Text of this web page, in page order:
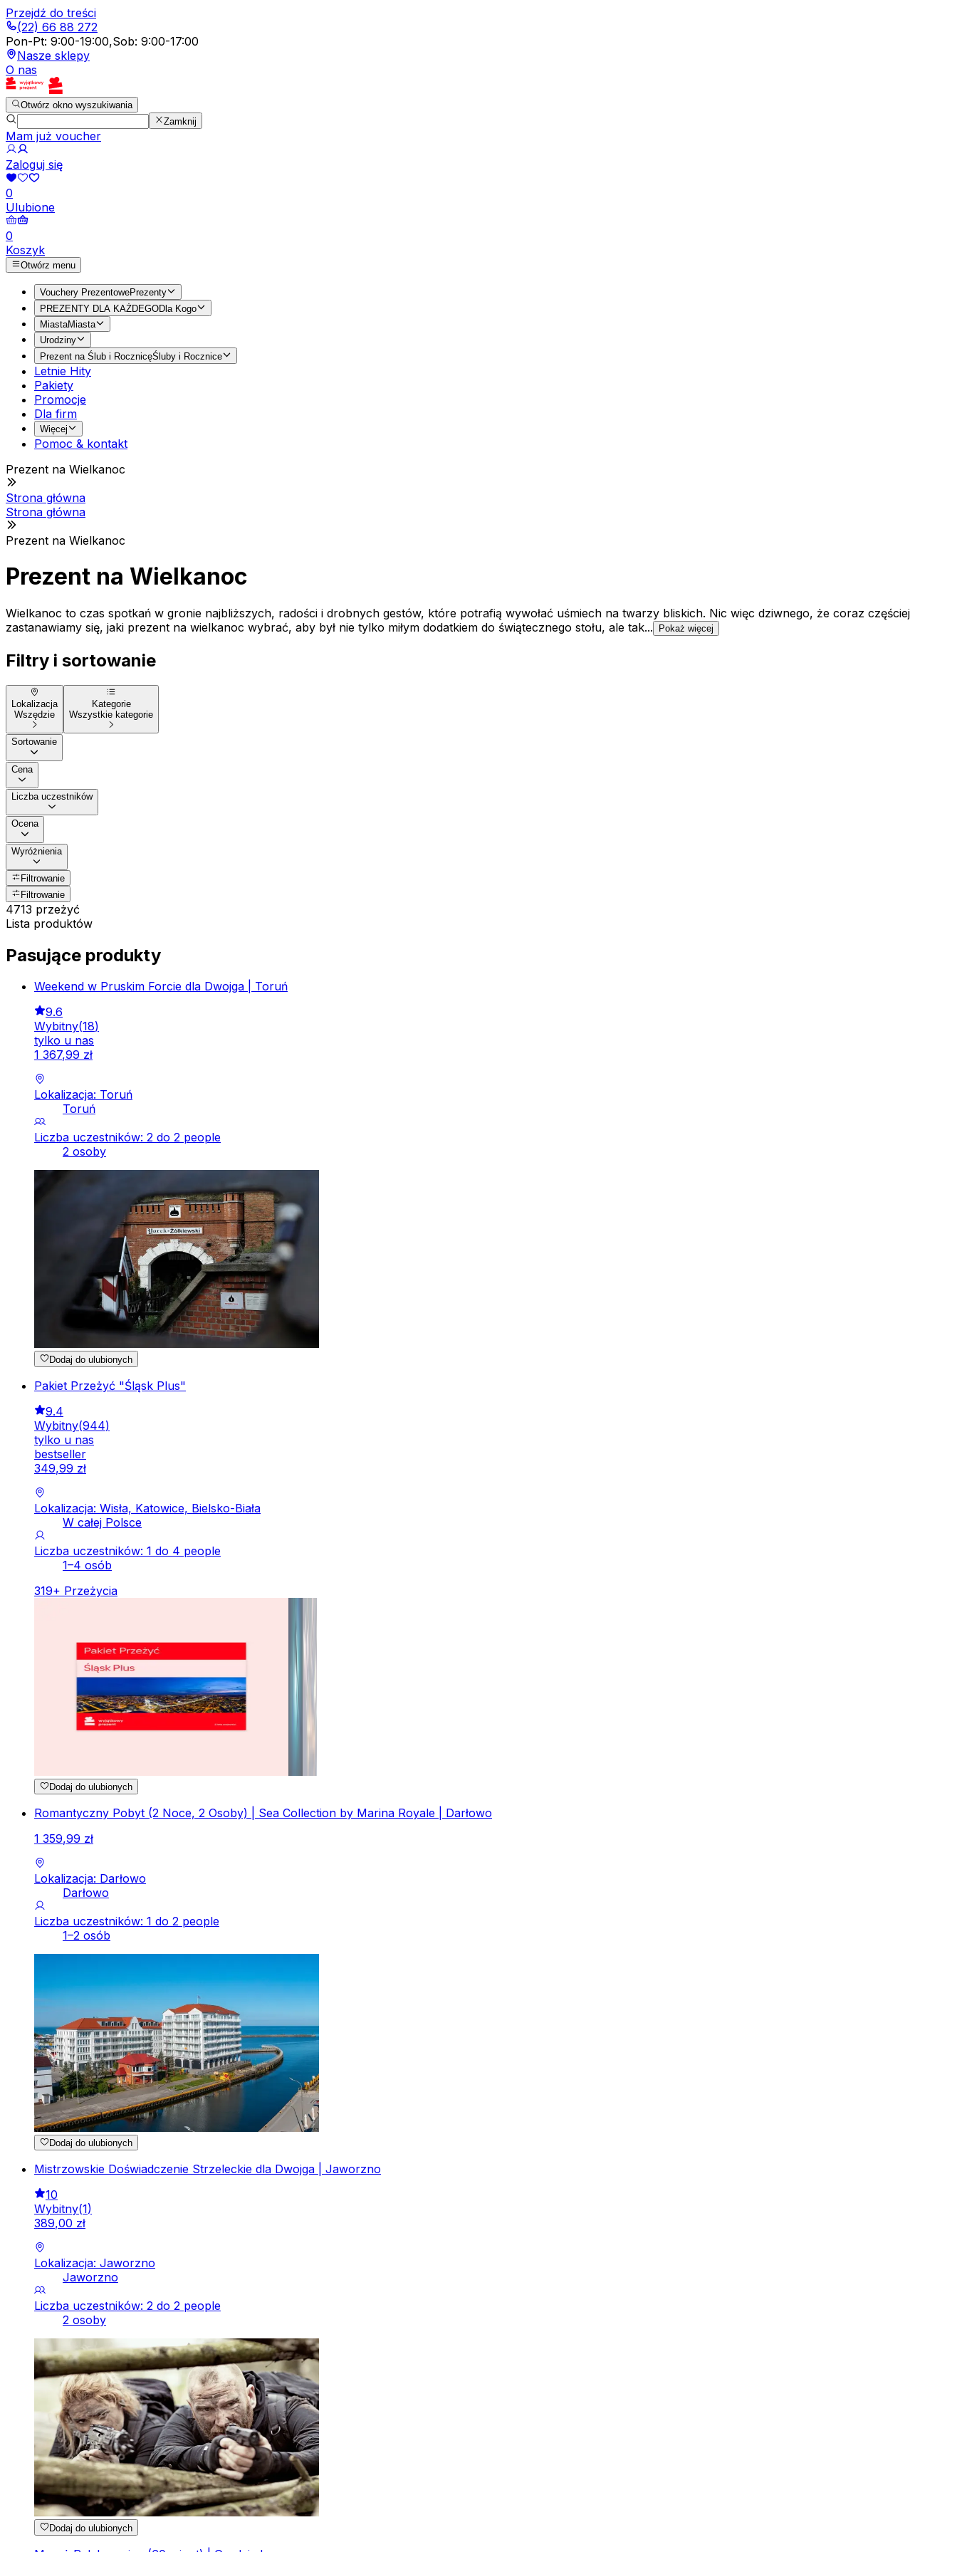
Przejdź do treści
(22) 66 88 272
Pon-Pt: 9:00-19:00,Sob: 9:00-17:00
Nasze sklepy
O nas
Otwórz okno wyszukiwania
Zamknij
Mam już voucher
Zaloguj się
0
Ulubione
0
Koszyk
Otwórz menu
Vouchery PrezentowePrezenty
PREZENTY DLA KAŻDEGODla Kogo
MiastaMiasta
Urodziny
Prezent na Ślub i RocznicęŚluby i Rocznice
Letnie Hity
Pakiety
Promocje
Dla firm
Więcej
Pomoc & kontakt
Prezent na Wielkanoc
Strona główna
Strona główna
Prezent na Wielkanoc
Prezent na Wielkanoc
Wielkanoc to czas spotkań w gronie najbliższych, radości i drobnych gestów, które potrafią wywołać uśmiech na twarzy bliskich. Nic więc dziwnego, że coraz częściej
zastanawiamy się, jaki prezent na wielkanoc wybrać, aby był nie tylko miłym dodatkiem do świątecznego stołu, ale tak...
Pokaż więcej
Filtry i sortowanie
Lokalizacja
Wszędzie
Kategorie
Wszystkie kategorie
Sortowanie
Cena
Liczba uczestników
Ocena
Wyróżnienia
Filtrowanie
Filtrowanie
4713 przeżyć
Lista produktów
Pasujące produkty
Weekend w Pruskim Forcie dla Dwojga | Toruń
9.6
Wybitny(18)
tylko u nas
1 367,99 zł
Lokalizacja: Toruń
Toruń
Liczba uczestników: 2 do 2 people
2 osoby
Dodaj do ulubionych
Pakiet Przeżyć "Śląsk Plus"
9.4
Wybitny(944)
tylko u nas
bestseller
349,99 zł
Lokalizacja: Wisła, Katowice, Bielsko-Biała
W całej Polsce
Liczba uczestników: 1 do 4 people
1–4 osób
319+ Przeżycia
Dodaj do ulubionych
Romantyczny Pobyt (2 Noce, 2 Osoby) | Sea Collection by Marina Royale | Darłowo
1 359,99 zł
Lokalizacja: Darłowo
Darłowo
Liczba uczestników: 1 do 2 people
1–2 osób
Dodaj do ulubionych
Mistrzowskie Doświadczenie Strzeleckie dla Dwojga | Jaworzno
10
Wybitny(1)
389,00 zł
Lokalizacja: Jaworzno
Jaworzno
Liczba uczestników: 2 do 2 people
2 osoby
Dodaj do ulubionych